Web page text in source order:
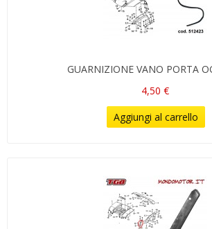
GUARNIZIONE VANO PORTA
4,50 €
Aggiungi al carrello